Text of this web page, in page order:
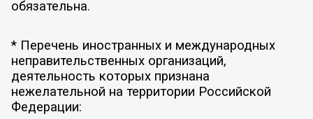
обязательна.
* Перечень иностранных и международных
неправительственных организаций,
деятельность которых признана
нежелательной на территории Российской
Федерации: